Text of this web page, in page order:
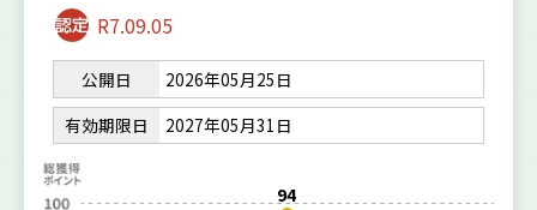
R7.09.05
公開日
2026年05月25日
有効期限日
2027年05月31日
94